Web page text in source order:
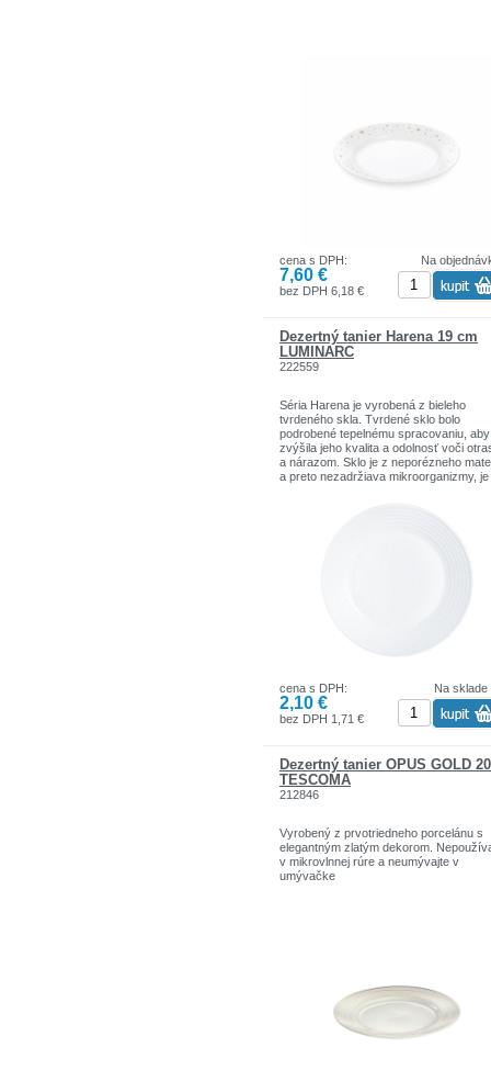
Na
cena s DPH:
7,60 €
bez DPH 6,18 €
Dezertný tanier Harena 19 cm
LUMINARC
222559
Séria Harena je vyrobená z bieleho
tvrdeného skla. Tvrdené sklo bolo
podrobené tepelnému spracovaniu,
zvýšila jeho kvalita a odolnosť voči
a nárazom. Sklo je z neporézneho
a preto nezadržiava mikroorganizmy, je
prijateľná cena, séria vhodná ako pre
domácnosť tak i pre profesionálnu
Na sklade
cena s DPH:
2,10 €
bez DPH 1,71 €
Dezertný tanier OPUS GOLD
TESCOMA
212846
Vyrobený z prvotriedneho porcelánu s
elegantným zlatým dekorom.
v mikrovlnnej rúre a neumývajte v
umývačke